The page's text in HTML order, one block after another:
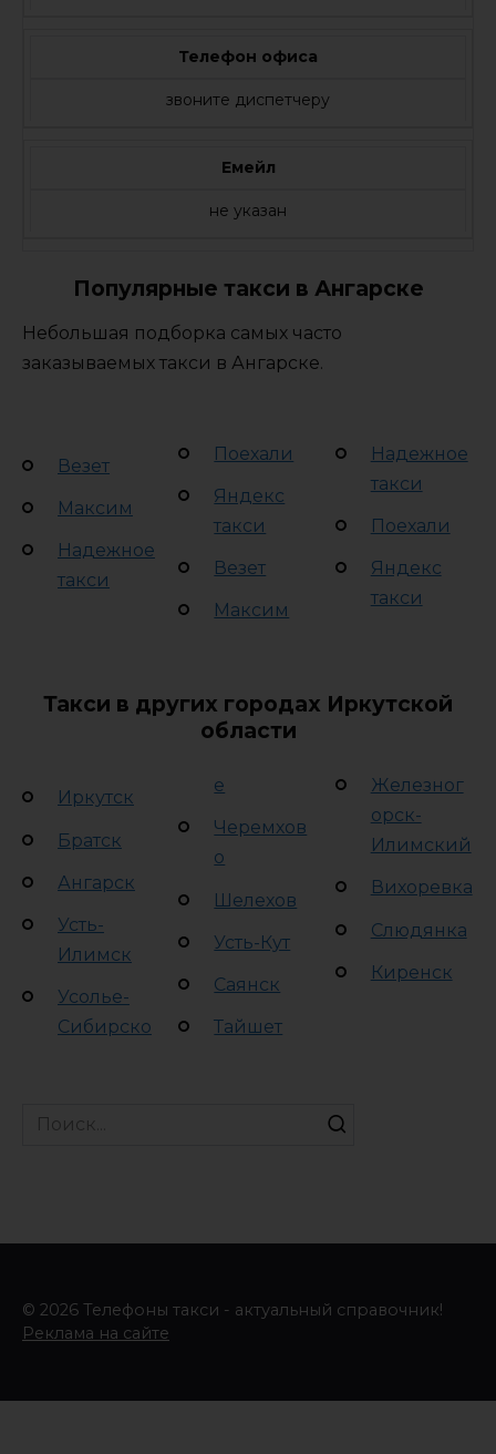
Телефон офиса
звоните диспетчеру
Емейл
не указан
Популярные такси в Ангарске
Небольшая подборка самых часто
заказываемых такси в Ангарске.
Везет
Максим
Надежное
такси
Поехали
Яндекс
такси
Везет
Максим
Надежное
такси
Поехали
Яндекс
такси
Такси в других городах Иркутской
области
Иркутск
Братск
Ангарск
Усть-
Илимск
Усолье-
Сибирско
е
Черемхов
о
Шелехов
Усть-Кут
Саянск
Тайшет
Железног
орск-
Илимский
Вихоревка
Слюдянка
Киренск
Search
© 2026 Телефоны такси - актуальный справочник!
Реклама на сайте